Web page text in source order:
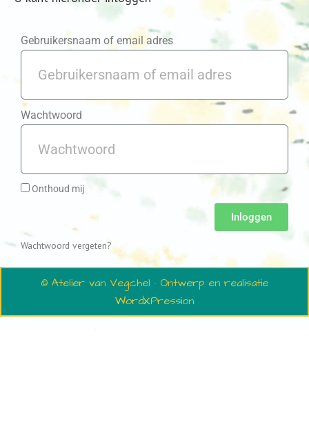
Gebruikersnaam of email adres
Wachtwoord
Onthoud mij
Inloggen
Wachtwoord vergeten?
© Atelier van Vegchel · Ontwerp en realisatie
WordXPression